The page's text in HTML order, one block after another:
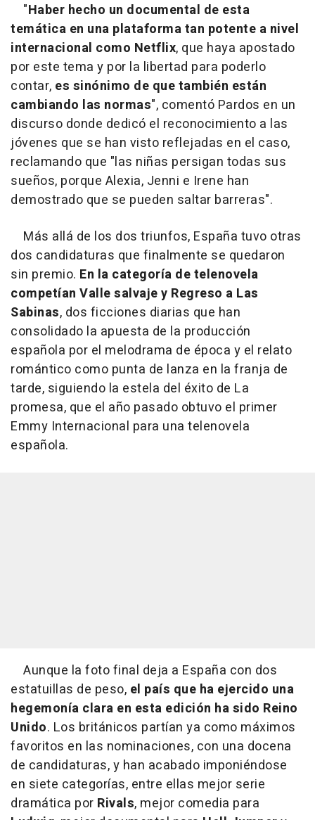
"Haber hecho un documental de esta
temática en una plataforma tan potente a nivel
internacional como Netflix, que haya apostado
por este tema y por la libertad para poderlo
contar, es sinónimo de que también están
cambiando las normas", comentó Pardos en un
discurso donde dedicó el reconocimiento a las
jóvenes que se han visto reflejadas en el caso,
reclamando que "las niñas persigan todas sus
sueños, porque Alexia, Jenni e Irene han
demostrado que se pueden saltar barreras".
Más allá de los dos triunfos, España tuvo otras
dos candidaturas que finalmente se quedaron
sin premio. En la categoría de telenovela
competían Valle salvaje y Regreso a Las
Sabinas, dos ficciones diarias que han
consolidado la apuesta de la producción
española por el melodrama de época y el relato
romántico como punta de lanza en la franja de
tarde, siguiendo la estela del éxito de La
promesa, que el año pasado obtuvo el primer
Emmy Internacional para una telenovela
española.
Aunque la foto final deja a España con dos
estatuillas de peso, el país que ha ejercido una
hegemonía clara en esta edición ha sido Reino
Unido. Los británicos partían ya como máximos
favoritos en las nominaciones, con una docena
de candidaturas, y han acabado imponiéndose
en siete categorías, entre ellas mejor serie
dramática por Rivals, mejor comedia para